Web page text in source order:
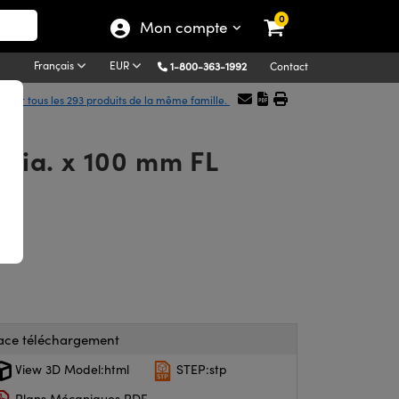
Mon compte 0
Français EUR 1-800-363-1992 Contact
tous les 293 produits de la même famille.
x 100 mm FL
téléchargement
View 3D Model:html
STEP:stp